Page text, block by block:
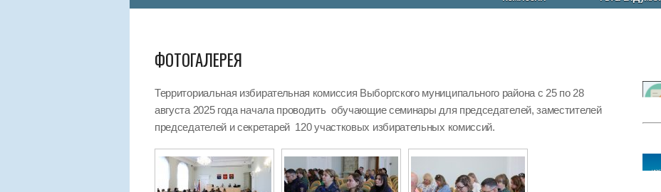
ФОТОГАЛЕРЕЯ
Территориальная избирательная комиссия Выборгского муниципального района с 25 по 28
августа 2025 года начала проводить обучающие семинары для председателей, заместителей
председателей и секретарей 120 участковых избирательных комиссий.